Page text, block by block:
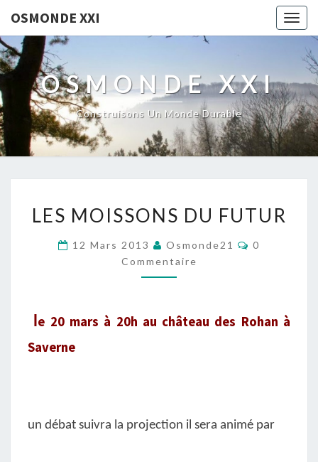
OSMONDE XXI
OSMONDE XXI
Construisons Un Monde Durable
MOISSONS
DU
FUTUR
LES MOISSONS DU FUTUR
12 Mars 2013 Osmonde21
0
Commentaire
le 20 mars à 20h au château des Rohan à
Saverne
un débat suivra la projection il sera animé par